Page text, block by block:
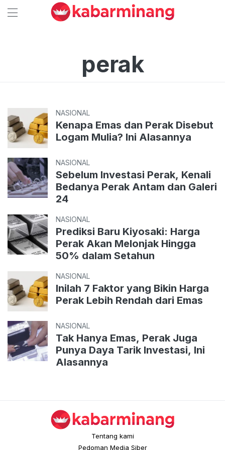
perak
NASIONAL
Kenapa Emas dan Perak Disebut
Logam Mulia? Ini Alasannya
NASIONAL
Sebelum Investasi Perak, Kenali
Bedanya Perak Antam dan Galeri
24
NASIONAL
Prediksi Baru Kiyosaki: Harga
Perak Akan Melonjak Hingga
50% dalam Setahun
NASIONAL
Inilah 7 Faktor yang Bikin Harga
Perak Lebih Rendah dari Emas
NASIONAL
Tak Hanya Emas, Perak Juga
Punya Daya Tarik Investasi, Ini
Alasannya
Tentang kami
Pedoman Media Siber